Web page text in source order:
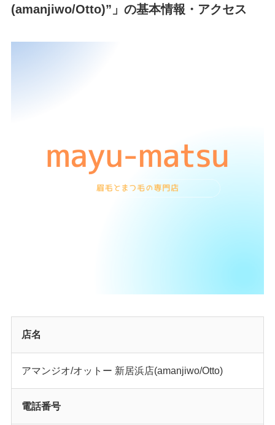
(amanjiwo/Otto)”」の基本情報・アクセス
店名
アマンジオ/オットー 新居浜店(amanjiwo/Otto)
電話番号